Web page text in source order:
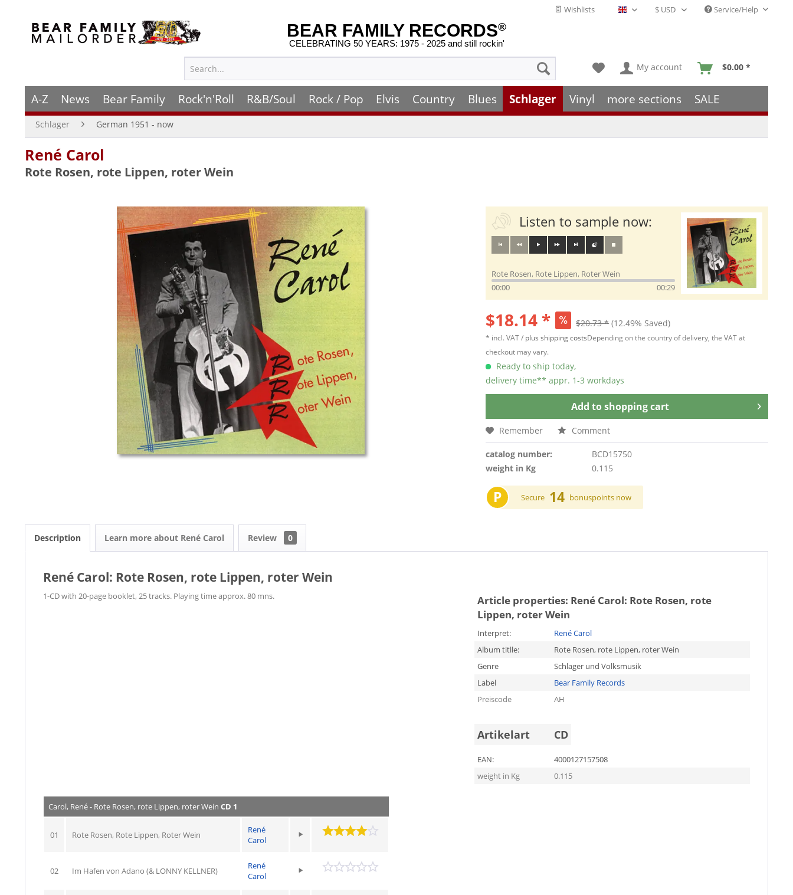
Wishlists English - EN Service/Help
BEAR FAMILY RECORDS®
CELEBRATING 50 YEARS: 1975 - 2025 and still rockin'
My account $0.00 *
A-Z News Bear Family Rock'n'Roll R&B/Soul Rock / Pop Elvis Country Blues Schlager Vinyl more sections SALE
Schlager German 1951 - now
René Carol
Rote Rosen, rote Lippen, roter Wein
Listen to sample now:
Rote Rosen, Rote Lippen, Roter Wein
00:00
00:29
$18.14 * $20.73 * (12.49% Saved)
* incl. VAT / plus shipping costsDepending on the country of delivery, the VAT at
checkout may vary.
Ready to ship today,
delivery time** appr. 1-3 workdays
Add to shopping cart
Remember Comment
catalog number:
BCD15750
weight in Kg
0.115
P Secure 14 bonuspoints now
Description Learn more about René Carol Review 0
René Carol: Rote Rosen, rote Lippen, roter Wein
1-CD with 20-page booklet, 25 tracks. Playing time approx. 80 mns. Article properties: René Carol: Rote Rosen, rote
Lippen, roter Wein
Interpret:
René Carol
Album titlle:
Rote Rosen, rote Lippen, roter Wein
Genre
Schlager und Volksmusik
Label
Bear Family Records
Preiscode
AH
Artikelart CD
EAN:
4000127157508
weight in Kg
0.115
Carol, René - Rote Rosen, rote Lippen, roter Wein CD 1
01 Rote Rosen, Rote Lippen, Roter Wein
René
Carol
02 Im Hafen von Adano (& LONNY KELLNER)
René
Carol